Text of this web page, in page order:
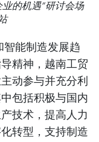
的机遇”研讨会场
能制造发展趋
精神，越南工贸
动参与并充分利
包括积极与国内
技术，提高人力
转型，支持制造